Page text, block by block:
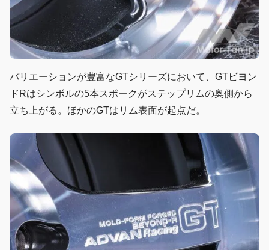
バリエーションが豊富なGTシリーズにおいて、GTビヨン
ドRはシンボルの5本スポークがステップリムの奥側から
立ち上がる。ほかのGTはリム表面が起点だ。